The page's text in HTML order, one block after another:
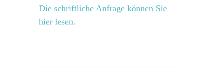
Die schriftliche Anfrage können Sie
hier lesen.